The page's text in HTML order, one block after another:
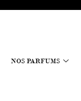
NOS PARFUMS